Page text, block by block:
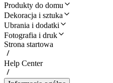
Produkty do domu
Dekoracja i sztuka
Ubrania i dodatki
Fotografia i druk
Strona startowa
Help Center